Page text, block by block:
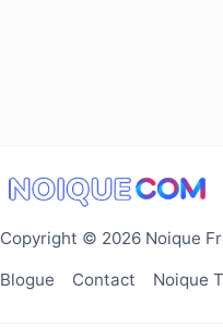
Copyright © 2026 Noique
Blogue Contact Noique